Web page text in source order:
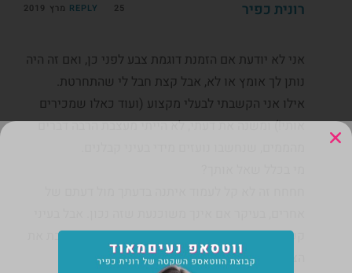
רונית כפיר REPLY 25 מרץ 2019
אני לא יודעת אם הזמנת דוגמת צבע לפני כן, ואם זה היה
נותן לך אומץ או לא, אבל קצת חבל לי שהתחרטת.
אילו אני הקשבתי לבעלי מקצוע (ועוד כאלו שמכירים
אותי!) ומשנה את דעתי, לא הייתי מעצבת הרבה דברים
קשה לטעות עם הכחול הזה. אני מקווה שאת אוהבת את
הצבעים שיצאו!